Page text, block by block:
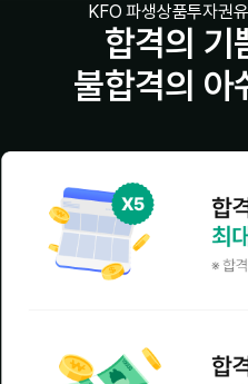
KFO 파생상품투자권
합격의 기
불합격의 아